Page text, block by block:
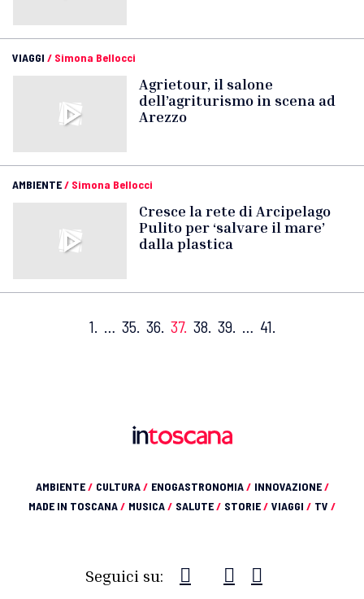
VIAGGI / Simona Bellocci
Agrietour, il salone
dell’agriturismo in scena ad
Arezzo
AMBIENTE/ Simona Bellocci
Cresce la rete di Arcipelago
Pulito per ‘salvare il mare’
dalla plastica
1. … 35. 36. 37. 38. 39. … 41.
AMBIENTE/ CULTURA/ ENOGASTRONOMIA/ INNOVAZIONE/
MADE IN TOSCANA/ MUSICA/ SALUTE/ STORIE/ VIAGGI / TV /
Seguici su: